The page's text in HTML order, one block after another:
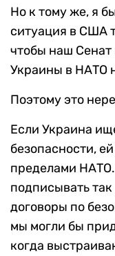
Но к тому же, я
ситуация в США
чтобы наш Сенат
Украины в НАТО
Поэтому это
Если Украина
безопасности,
пределами НАТО.
подписывать
договоры по
мы могли бы
когда